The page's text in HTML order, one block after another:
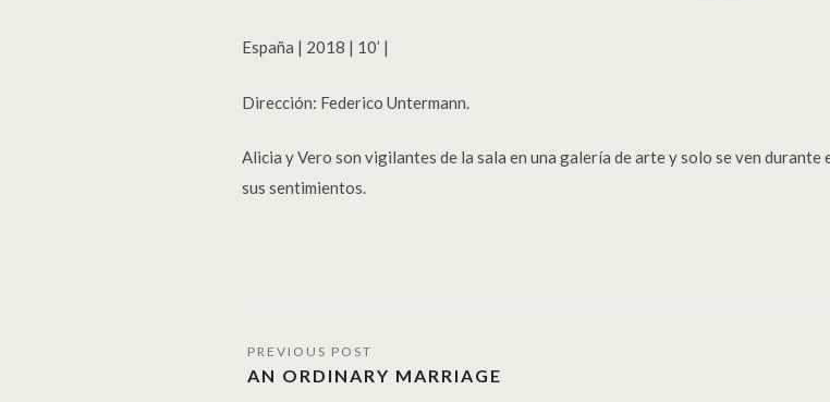
España | 2018 | 10’ |
Dirección: Federico Untermann.
Alicia y Vero son vigilantes de la sala en una galería de arte y solo se ven durante
sus sentimientos.
AN ORDINARY MARRIAGE